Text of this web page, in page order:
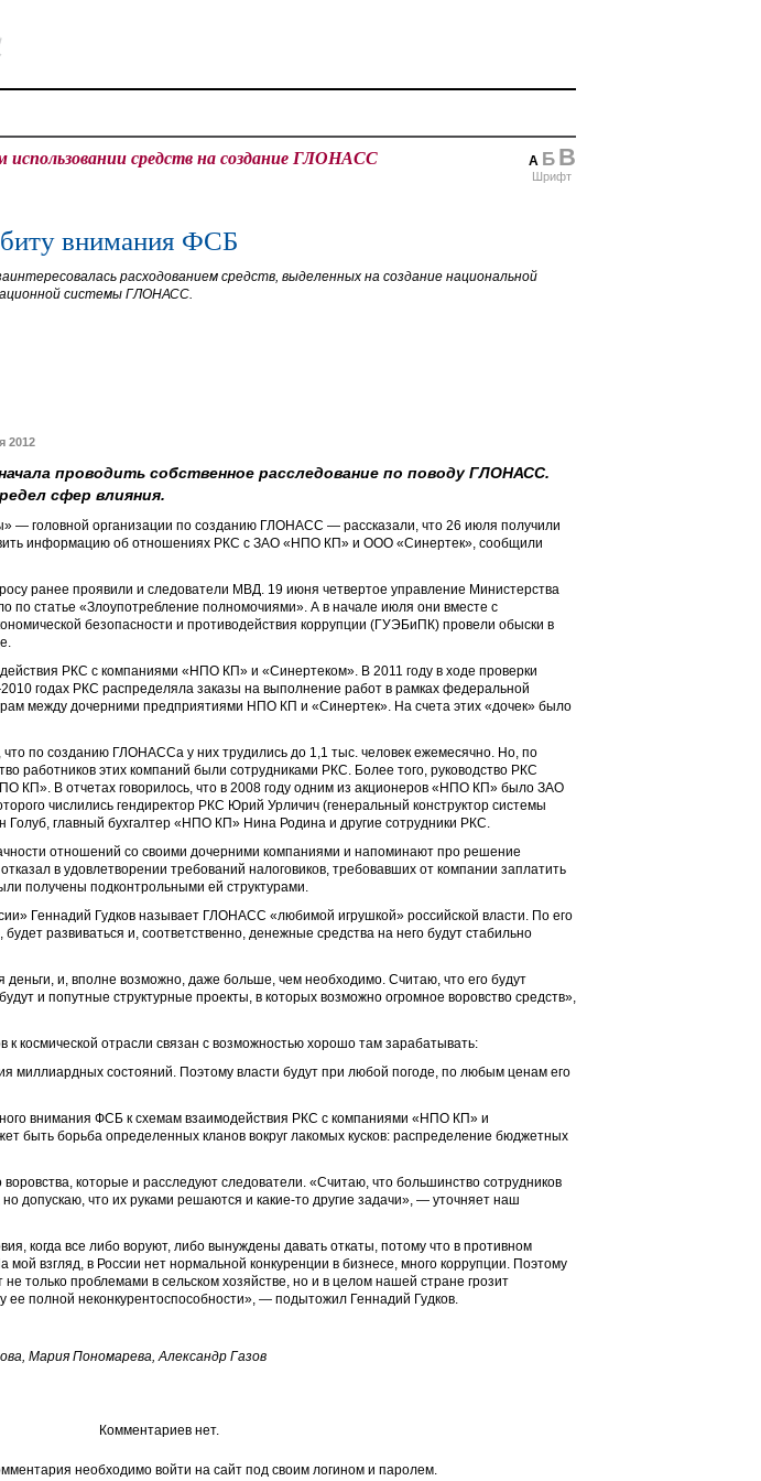
А Б В
Шрифт
использовании средств на создание ГЛОНАСС
внимания ФСБ
расходованием средств, выделенных на создание национальной
системы ГЛОНАСС.
2012
проводить собственное расследование по поводу ГЛОНАСС.
сфер влияния.
— головной организации по созданию ГЛОНАСС — рассказали, что 26 июля получили
информацию об отношениях РКС с ЗАО «НПО КП» и ООО «Синертек», сообщили
ранее проявили и следователи МВД. 19 июня четвертое управление Министерства
по статье «Злоупотребление полномочиями». А в начале июля они вместе с
безопасности и противодействия коррупции (ГУЭБиПК) провели обыски в
РКС с компаниями «НПО КП» и «Синертеком». В 2011 году в ходе проверки
годах РКС распределяла заказы на выполнение работ в рамках федеральной
между дочерними предприятиями НПО КП и «Синертек». На счета этих «дочек» было
по созданию ГЛОНАССа у них трудились до 1,1 тыс. человек ежемесячно. Но, по
работников этих компаний были сотрудниками РКС. Более того, руководство РКС
КП». В отчетах говорилось, что в 2008 году одним из акционеров «НПО КП» было ЗАО
числились гендиректор РКС Юрий Урличич (генеральный конструктор системы
главный бухгалтер «НПО КП» Нина Родина и другие сотрудники РКС.
отношений со своими дочерними компаниями и напоминают про решение
в удовлетворении требований налоговиков, требовавших от компании заплатить
получены подконтрольными ей структурами.
Геннадий Гудков называет ГЛОНАСС «любимой игрушкой» российской власти. По его
развиваться и, соответственно, денежные средства на него будут стабильно
и, вполне возможно, даже больше, чем необходимо. Считаю, что его будут
и попутные структурные проекты, в которых возможно огромное воровство средств»,
к космической отрасли связан с возможностью хорошо там зарабатывать:
состояний. Поэтому власти будут при любой погоде, по любым ценам его
внимания ФСБ к схемам взаимодействия РКС с компаниями «НПО КП» и
быть борьба определенных кланов вокруг лакомых кусков: распределение бюджетных
которые и расследуют следователи. «Считаю, что большинство сотрудников
допускаю, что их руками решаются и какие-то другие задачи», — уточняет наш
когда все либо воруют, либо вынуждены давать откаты, потому что в противном
мой взгляд, в России нет нормальной конкуренции в бизнесе, много коррупции. Поэтому
только проблемами в сельском хозяйстве, но и в целом нашей стране грозит
ее полной неконкурентоспособности», — подытожил Геннадий Гудков.
Мария Пономарева, Александр Газов
Комментариев нет.
необходимо войти на сайт под своим логином и паролем.